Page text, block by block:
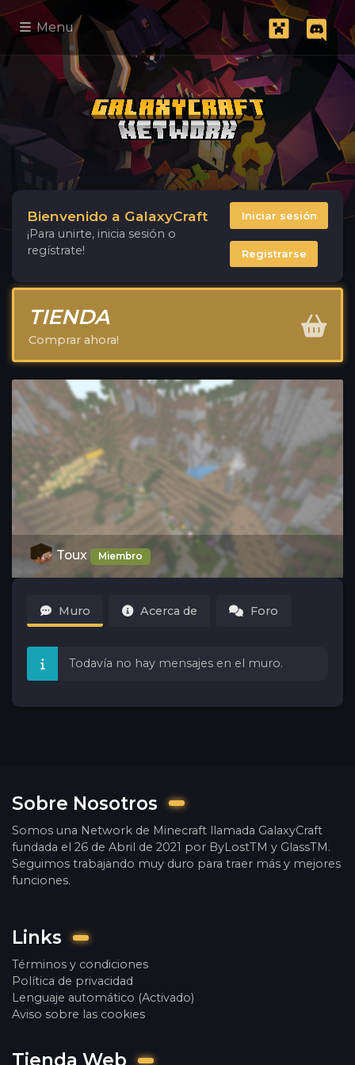
Menu
Bienvenido a GalaxyCraft
¡Para unirte, inicia sesión o
regístrate!
Iniciar sesión
Registrarse
TIENDA
Comprar ahora!
Toux Miembro
Muro Acerca de Foro
Todavía no hay mensajes en el muro.
Sobre Nosotros
Somos una Network de Minecraft llamada GalaxyCraft
fundada el 26 de Abril de 2021 por ByLostTM y GlassTM.
Seguimos trabajando muy duro para traer más y mejores
funciones.
Links
Términos y condiciones
Política de privacidad
Lenguaje automático (Activado)
Aviso sobre las cookies
Tienda Web